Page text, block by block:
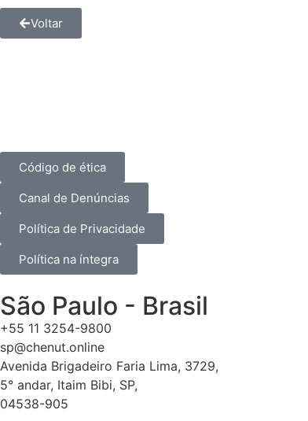
Voltar
Código de ética
Canal de Denúncias
Política de Privacidade
Política na íntegra
São Paulo - Brasil
+55 11 3254-9800
sp@chenut.online
Avenida Brigadeiro Faria Lima, 3729,
5° andar, Itaim Bibi, SP,
04538-905